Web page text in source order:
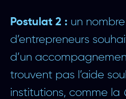
Postulat 2 : un
d’entrepreneurs
d’un
trouvent pas l’aide
institutions, comme la